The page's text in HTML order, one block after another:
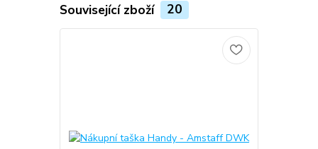
Související zboží 20